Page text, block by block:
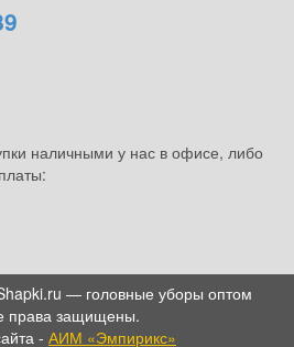
наличными у нас в офисе, либо
— головные уборы оптом
права защищены.
- АИМ «Эмпирикс»